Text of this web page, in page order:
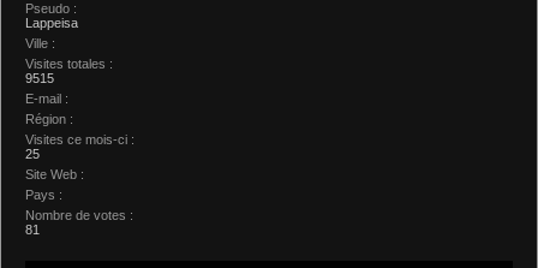
Pseudo :
Lappeisa
Ville :
Visites totales :
9515
E-mail :
Région :
Visites ce mois-ci :
25
Site Web :
Pays :
Nombre de votes :
81